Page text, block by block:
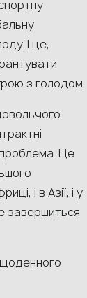
І це,
з голодом.
проблема. Це
і в Азії, і у
завершиться